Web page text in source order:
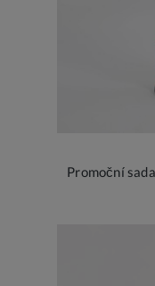
Promoční